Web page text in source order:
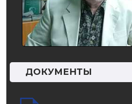
ДОКУМЕНТЫ